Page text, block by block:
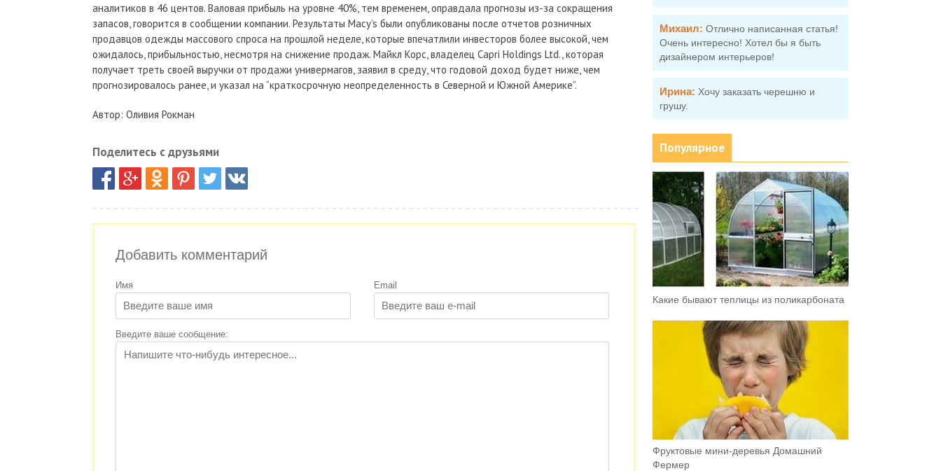
аналитиков в 46 центов. Валовая прибыль на уровне 40%, тем временем, оправдала прогнозы из-за сокращения
запасов, говорится в сообщении компании. Результаты Macy’s были опубликованы после отчетов розничных
продавцов одежды массового спроса на прошлой неделе, которые впечатлили инвесторов более высокой, чем
ожидалось, прибыльностью, несмотря на снижение продаж. Майкл Корс, владелец Capri Holdings Ltd., которая
получает треть своей выручки от продажи универмагов, заявил в среду, что годовой доход будет ниже, чем
прогнозировалось ранее, и указал на “краткосрочную неопределенность в Северной и Южной Америке”.
Автор: Оливия Рокман
Поделитесь с друзьями
Добавить комментарий
Имя Email
Введите ваше сообщение:
Михаил: Отлично написанная статья!
Очень интересно! Хотел бы я быть
дизайнером интерьеров!
Ирина: Хочу заказать черешню и
грушу.
Популярное
Какие бывают теплицы из поликарбоната
Фруктовыe мини-деревья Домашний
Фермер